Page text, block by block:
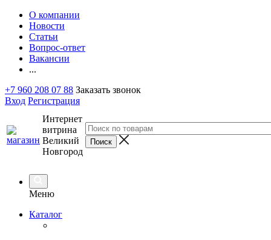
О компании
Новости
Статьи
Вопрос-ответ
Вакансии
...
+7 960 208 07 88 Заказать звонок
Вход Регистрация
Интернет
витрина
Великий
Новгород
Меню
Каталог